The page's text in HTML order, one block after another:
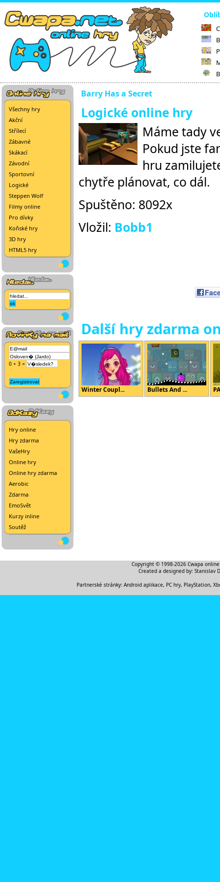
Všechny hry
Akční
Střílecí
Zábavné
Skákací
Závodní
Sportovní
Logické
Steppen Wolf
Filmy online
Pro dívky
Koňské hry
3D hry
HTML5 hry
0 + 3 =
Hry online
Hry zdarma
VašeHry
Online hry
Online hry zdarma
Aerobic
Zdarma
EmoSvět
Kurzy inline
Soutěž
Barry Has a Secret
Logické online hry
Máme tady
Pokud jste
hru
chytře plánovat, co dál.
Spuštěno: 8092x
Vložil: Bobb1
Další hry zdarma
Winter Coupl... Bullets And ...
Copyright © 1998-2026 Cwapa
Created a designed by: Stanislav
Partnerské stránky: Android aplikace, PC hry, PlayStation,